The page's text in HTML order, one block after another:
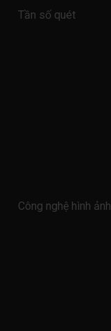
Tần số quét
Công nghệ hình ảnh